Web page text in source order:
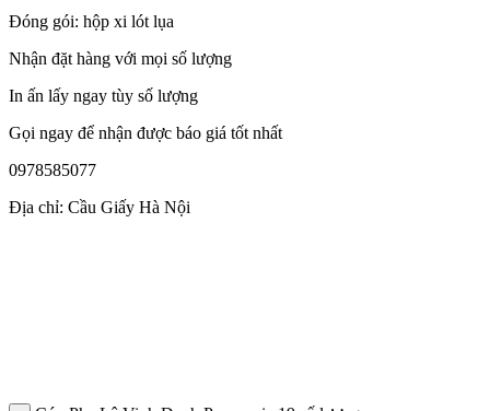
Đóng gói: hộp xi lót lụa
Nhận đặt hàng với mọi số lượng
In ấn lấy ngay tùy số lượng
Gọi ngay để nhận được báo giá tốt nhất
0978585077
Địa chỉ: Cầu Giấy Hà Nội